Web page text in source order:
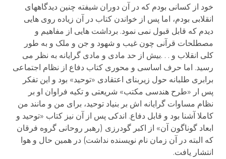
خود از کسانی بودم که در آن دوران شیفته چنین دیدگاههای
انقلابی بودم، اما پس از خواندن کتاب در آن زیاده روی هایی
دیدم که قابل قبول نمی نمود. برداشت هایی از مفاهیم و
مصطلحات قرآنی چون غیب و شهود و جن و ملک و به طور
کلی انقلاب و . . .بیش از حد مادی و مادی گرایانه به نظر می
رسید. اما حرف اساسی و محوری کتاب دفاع از نظام اجتماعی
برابری طلبانه حول زیربنای اعتقادی «توحید» بود و این تفکر
پس ار «طرح هندسی مکتب» شریعتی و تکیه فراوان او بر
نظام مساوات گرایانه اش بر بنیاد توحید، برای من و مانند من
کاملا آشنا بود و قابل دفاع. اندکی پس از آن نیز کتاب «توحید و
ابعاد گوناگون آن» از اکبر گودرزی (رهبر روحانی گروه فرقان
که البته در آن زمان نام نویسنده نداشت) در همین حال و هوا
انتشار یافت.